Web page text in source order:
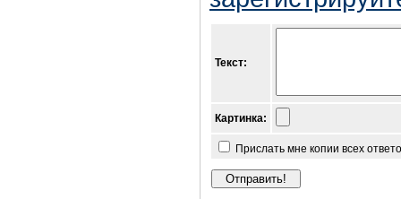
Текст:
Картинка:
Прислать мне копии всех